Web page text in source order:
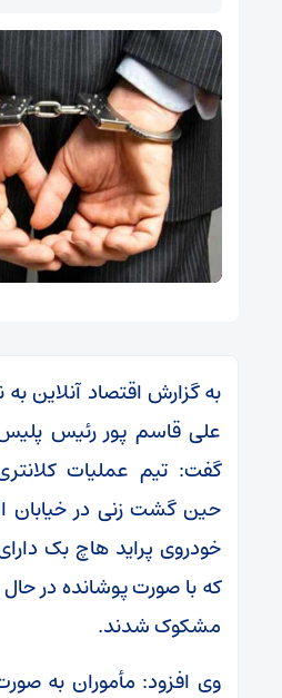
به گزارش اقتصاد آنلاین
علی قاسم پور رئیس
حین گشت زنی در خیابان
خودروی پراید هاچ بک
که با صورت پوشانده در حال
مشکوک شدند.
وی افزود: مأموران به